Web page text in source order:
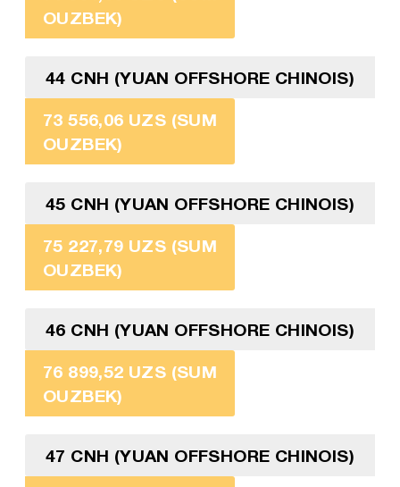
OUZBEK)
44 CNH (YUAN OFFSHORE CHINOIS)
73 556,06 UZS (SUM
OUZBEK)
45 CNH (YUAN OFFSHORE CHINOIS)
75 227,79 UZS (SUM
OUZBEK)
46 CNH (YUAN OFFSHORE CHINOIS)
76 899,52 UZS (SUM
OUZBEK)
47 CNH (YUAN OFFSHORE CHINOIS)